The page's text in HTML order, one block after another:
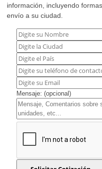
información, incluyendo
envío a su ciudad.
Mensaje: (opcional)